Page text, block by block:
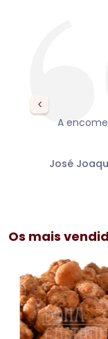
A
José
Os mais